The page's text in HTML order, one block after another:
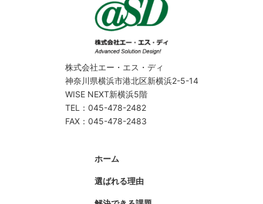
株式会社エー・エス・ディ
神奈川県横浜市港北区新横浜2-5-14
WISE NEXT新横浜5階
TEL：045-478-2482
FAX：045-478-2483
ホーム
選ばれる理由